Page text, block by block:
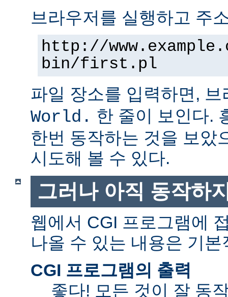
브라우저를 실행하고 주
http://
bin/first.pl
파일 장소를 입력하면,
World. 한 줄이 보인다.
한번 동작하는 것을 보았
시도해 볼 수 있다.
그러나 아직 동작하
웹에서 CGI 프로그램에
나올 수 있는 내용은 기
CGI 프로그램의 출력
좋다! 모든 것이 잘 동